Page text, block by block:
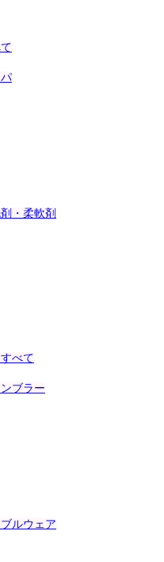
・柔軟剤
べて
ブラー
ルウェア